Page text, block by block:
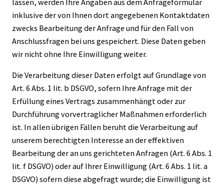
lassen, werden Ihre Angaben aus dem Anfrageformular
inklusive der von Ihnen dort angegebenen Kontaktdaten
zwecks Bearbeitung der Anfrage und für den Fall von
Anschlussfragen bei uns gespeichert. Diese Daten geben
wir nicht ohne Ihre Einwilligung weiter.
Die Verarbeitung dieser Daten erfolgt auf Grundlage von
Art. 6 Abs. 1 lit. b DSGVO, sofern Ihre Anfrage mit der
Erfüllung eines Vertrags zusammenhängt oder zur
Durchführung vorvertraglicher Maßnahmen erforderlich
ist. In allen übrigen Fällen beruht die Verarbeitung auf
unserem berechtigten Interesse an der effektiven
Bearbeitung der an uns gerichteten Anfragen (Art. 6 Abs. 1
lit. f DSGVO) oder auf Ihrer Einwilligung (Art. 6 Abs. 1 lit. a
DSGVO) sofern diese abgefragt wurde; die Einwilligung ist